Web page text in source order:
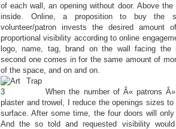
of each wall, an opening without door. Above
inside. Online, a proposition to buy the
volunteer/patron invests the desired amount
proportional visibility according to online
logo, name, tag, brand on the wall facing the
second one comes in for the same amount of
of the space, and on and on.
When the number of Â« patrons
plaster and trowel, I reduce the openings sizes
surface. After some time, the four doors will
And the so told and requested visibility